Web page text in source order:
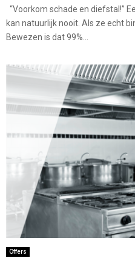
“Voorkom schade en diefstal!”
kan natuurlijk nooit. Als ze echt
Bewezen is dat 99%...
Offers